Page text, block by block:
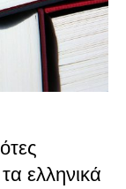
ελληνικά